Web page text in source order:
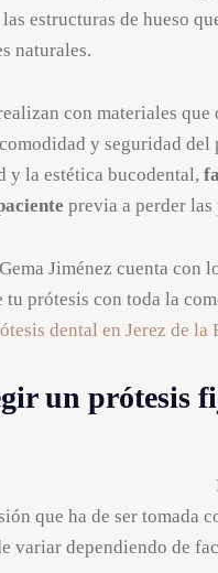
las estructuras de hueso
naturales.
con materiales
y seguridad
y la estética bucodental,
previa a perder las
Jiménez cuenta con
tu prótesis con toda la
dental en Jerez de la
un prótesis
que ha de ser tomada
variar dependiendo de